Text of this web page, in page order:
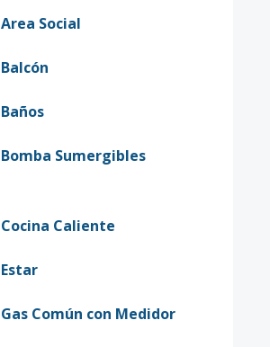
Area Social
Balcón
Baños
Bomba Sumergibles
Cocina Caliente
Estar
Gas Común con Medidor